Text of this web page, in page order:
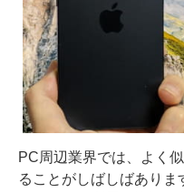
PC周辺業界では、よく
ることがしばしばありま